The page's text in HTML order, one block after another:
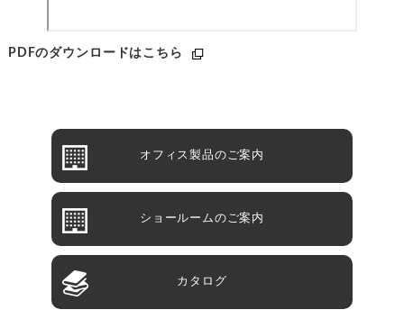
PDFのダウンロードはこちら
オフィス製品のご案内
ショールームのご案内
カタログ